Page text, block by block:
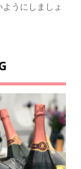
うにしましょ